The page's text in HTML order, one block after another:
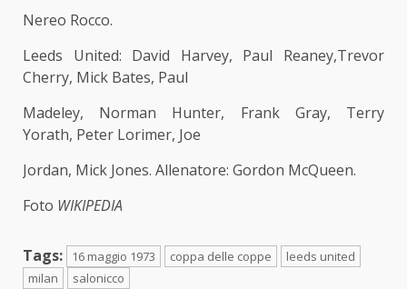
Nereo Rocco.
Leeds United: David Harvey, Paul Reaney,Trevor
Cherry, Mick Bates, Paul
Madeley, Norman Hunter, Frank Gray, Terry
Yorath, Peter Lorimer, Joe
Jordan, Mick Jones. Allenatore: Gordon McQueen.
Foto WIKIPEDIA
Tags: 16 maggio 1973 coppa delle coppe
leeds united
milan
salonicco